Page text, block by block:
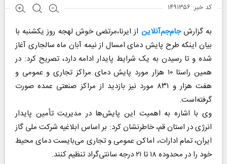
کد خبر: ۱۴۹۱۳۵۶
به گزارشجام‌جم‌آنلاین از ایرنا،مرتضی خوش لهجه روز یکشنبه با
بیان اینکه طرح پایش دمای امسال از نیمه آبان ماه سالجاری آغاز
شده و تا رسیدن به یک شرایط پایدار ادامه دارد، تصریح کرد: در
همین راستا ۱۰ هزار مورد پایش دمای مراکز تجاری و عمومی و
هفت هزار و ۸۳۱ مورد نیز بازدید از مراکز صنعتی عمده صورت
گرفته‌است.
وی با اشاره به اهمیت این پایش‌ها در مدیریت تأمین پایدار
انرژی در استان قم، خاطرنشان کرد: بر اساس ابلاغیه شرکت ملی گاز
ایران، تمام ادارات، اماکن عمومی و تجاری می‌بایست دمای محیط
خود را در محدوده ۱۸ تا ۲۱ درجه سانتی‌گراد تنظیم کنند.